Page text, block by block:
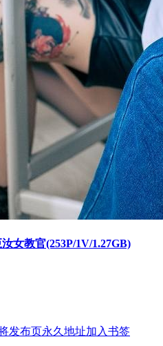
女教官(253P/1V/1.27GB)